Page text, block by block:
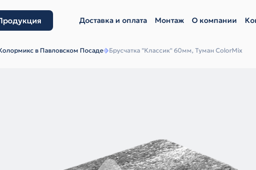
Доставка и оплата Монтаж О компании
в Павловском Посаде Брусчатка "Классик" 60мм, Туман ColorMix